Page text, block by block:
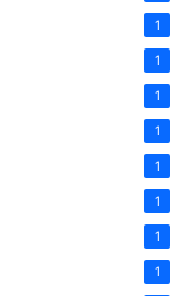
1
1
1
1
1
1
1
1